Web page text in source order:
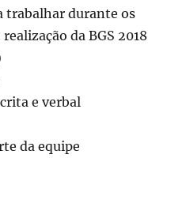
trabalhar durante os
da BGS 2018
e verbal
da equipe